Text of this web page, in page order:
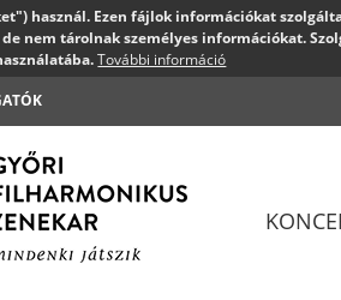
használ. Ezen fájlok információkat
nem tárolnak személyes információkat.
További információ